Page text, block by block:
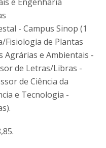
- Campus Sinop (1
Fisiologia de Plantas
Agrárias e Ambientais -
de Letras/Libras -
de Ciência da
e Tecnologia -